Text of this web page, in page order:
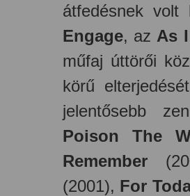
átfedésnek
Engage, az As
műfaj úttörői
körű
jelentősebb
Poison The
Remember
(2001), For